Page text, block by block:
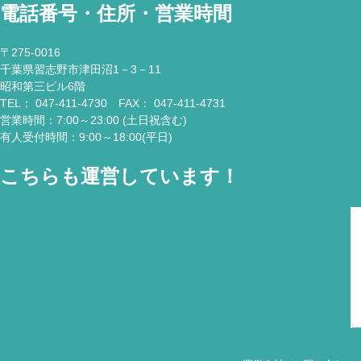
電話番号・住所・営業時間
〒275-0016
千葉県習志野市津田沼1－3－11
昭和第三ビル6階
TEL： 047-411-4730 FAX： 047-411-4731
営業時間：7:00～23:00 (土日祝含む)
有人受付時間：9:00～18:00(平日)
こちらも運営しています！